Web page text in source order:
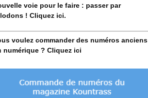
voie pour le faire : passer par
! Cliquez ici.
voulez commander des numéros anciens
numérique ? Cliquez ici